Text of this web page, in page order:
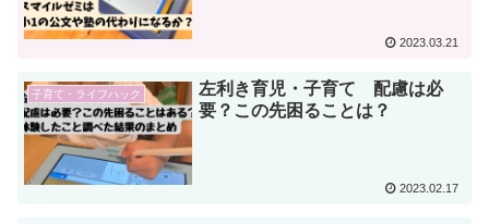
2023.03.21
子育て・ライフハック
左利き育児・子育て 配慮は必
要？この先困ることは？
2023.02.17